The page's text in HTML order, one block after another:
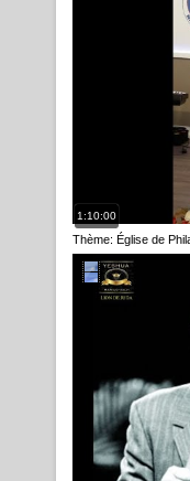
1:10:00
Thème: Église de